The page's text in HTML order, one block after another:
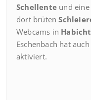
Schellente und
dort brüten
Webcams in
Eschenbach hat
aktiviert.